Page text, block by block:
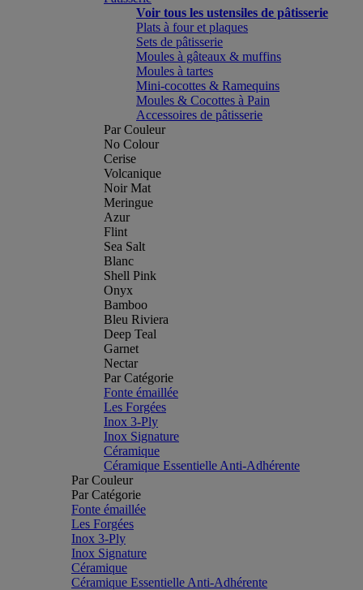
Voir tous les ustensiles de pâtisserie
Plats à four et plaques
Sets de pâtisserie
Moules à gâteaux & muffins
Moules à tartes
Mini-cocottes & Ramequins
Moules & Cocottes à Pain
Accessoires de pâtisserie
Par Couleur
No Colour
Cerise
Volcanique
Noir Mat
Meringue
Azur
Flint
Sea Salt
Blanc
Shell Pink
Onyx
Bamboo
Bleu Riviera
Deep Teal
Garnet
Nectar
Par Catégorie
Fonte émaillée
Les Forgées
Inox 3-Ply
Inox Signature
Céramique
Céramique Essentielle Anti-Adhérente
Par Couleur
Par Catégorie
Fonte émaillée
Les Forgées
Inox 3-Ply
Inox Signature
Céramique
Céramique Essentielle Anti-Adhérente